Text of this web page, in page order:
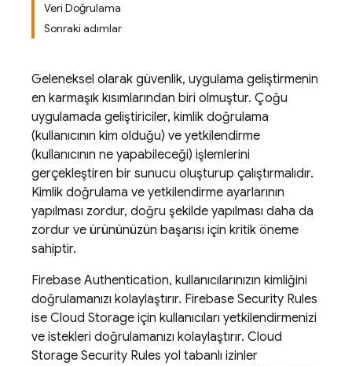
Veri Doğrulama
Sonraki adımlar
Geleneksel olarak güvenlik, uygulama geliştirmenin
en karmaşık kısımlarından biri olmuştur. Çoğu
uygulamada geliştiriciler, kimlik doğrulama
(kullanıcının kim olduğu) ve yetkilendirme
(kullanıcının ne yapabileceği) işlemlerini
gerçekleştiren bir sunucu oluşturup çalıştırmalıdır.
Kimlik doğrulama ve yetkilendirme ayarlarının
yapılması zordur, doğru şekilde yapılması daha da
zordur ve ürününüzün başarısı için kritik öneme
sahiptir.
Firebase Authentication, kullanıcılarınızın kimliğini
doğrulamanızı kolaylaştırır. Firebase Security Rules
ise Cloud Storage için kullanıcıları yetkilendirmenizi
ve istekleri doğrulamanızı kolaylaştırır. Cloud
Storage Security Rules yol tabanlı izinler